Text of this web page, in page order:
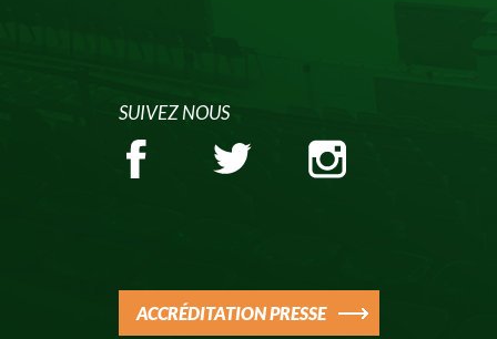
SUIVEZ NOUS
ACCRÉDITATION PRESSE